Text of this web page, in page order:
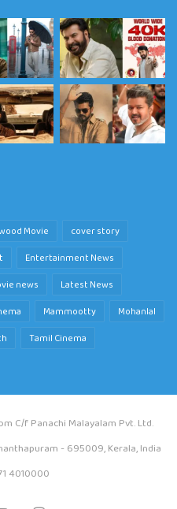
Movie
cover story
Entertainment News
news
Latest News
Mammootty
Mohanlal
Tamil Cinema
C/f Panachi Malayalam Pvt. Ltd.
- 695009, Kerala, India
4010000